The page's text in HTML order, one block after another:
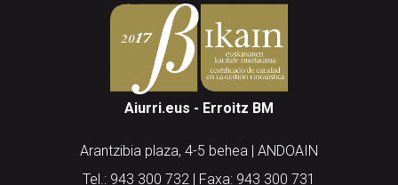
Aiurri.eus - Erroitz BM
Arantzibia plaza, 4-5 behea | ANDOAIN
Tel.: 943 300 732 | Faxa: 943 300 731